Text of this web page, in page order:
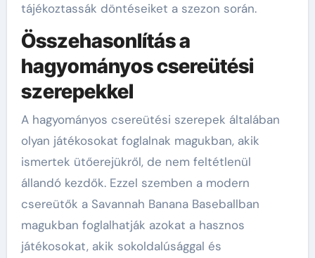
tájékoztassák döntéseiket a szezon során.
Összehasonlítás a
hagyományos csereütési
szerepekkel
A hagyományos csereütési szerepek általában
olyan játékosokat foglalnak magukban, akik
ismertek ütőerejükről, de nem feltétlenül
állandó kezdők. Ezzel szemben a modern
csereütők a Savannah Banana Baseballban
magukban foglalhatják azokat a hasznos
játékosokat, akik sokoldalúsággal és